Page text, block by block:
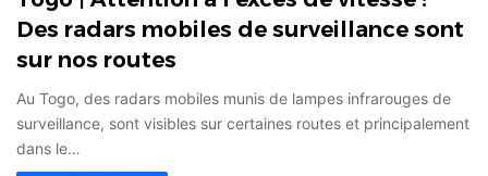
Des radars mobiles de surveillance sont
sur nos routes
Au Togo, des radars mobiles munis de lampes infrarouges de
surveillance, sont visibles sur certaines routes et principalement
dans le…